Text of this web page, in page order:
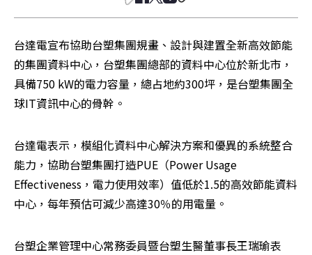
台達電宣布協助台塑集團規畫、設計與建置全新高效節能
的集團資料中心，台塑集團總部的資料中心位於新北市，
具備750 kW的電力容量，總占地約300坪，是台塑集團全
球IT資訊中心的骨幹。
台達電表示，模組化資料中心解決方案和優異的系統整合
能力，協助台塑集團打造PUE（Power Usage
Effectiveness，電力使用效率）值低於1.5的高效節能資料
中心，每年預估可減少高達30％的用電量。
台塑企業管理中心常務委員暨台塑生醫董事長王瑞瑜表